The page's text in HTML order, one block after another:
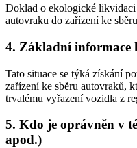
Doklad o ekologické
autovraku do zařízení ke
4. Základní informace
Tato situace se týká získání
zařízení ke sběru autovraků,
trvalému vyřazení vozidla z
5. Kdo je oprávněn v
apod.)